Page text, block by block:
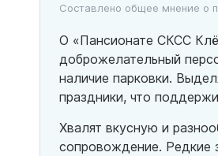
Составлено общее мнение о
О «Пансионате СКСС
доброжелательный
наличие парковки.
праздники, что
Хвалят вкусную и
сопровождение. Редкие